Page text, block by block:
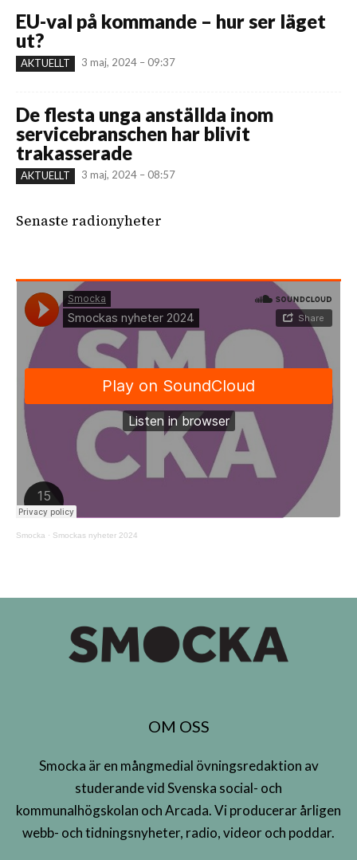
EU-val på kommande – hur ser läget
ut?
AKTUELLT 3 maj, 2024 – 09:37
De flesta unga anställda inom
servicebranschen har blivit
trakasserade
AKTUELLT 3 maj, 2024 – 08:57
Senaste radionyheter
Smocka · Smockas nyheter 2024
OM OSS
Smocka är en mångmedial övningsredaktion av
studerande vid Svenska social- och
kommunalhögskolan och Arcada. Vi producerar årligen
webb- och tidningsnyheter, radio, videor och poddar.